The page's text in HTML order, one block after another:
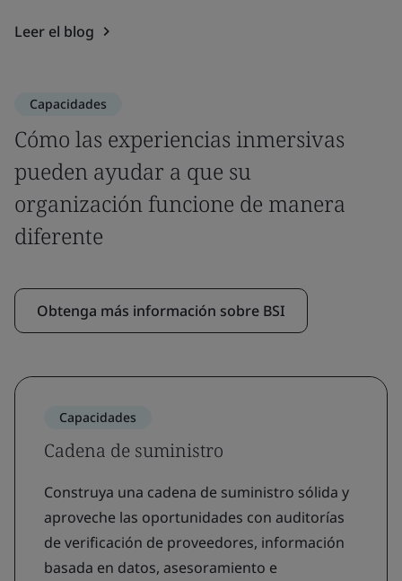
Leer el blog
Capacidades
Cómo las experiencias inmersivas
pueden ayudar a que su
organización funcione de manera
diferente
Obtenga más información sobre BSI
Capacidades
Cadena de suministro
Construya una cadena de suministro sólida y
aproveche las oportunidades con auditorías
de verificación de proveedores, información
basada en datos, asesoramiento e